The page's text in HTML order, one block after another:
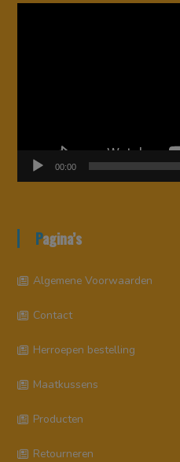
00:00
Pagina’s
Algemene Voorwaarden
Contact
Herroepen bestelling
Maatkussens
Producten
Retourneren